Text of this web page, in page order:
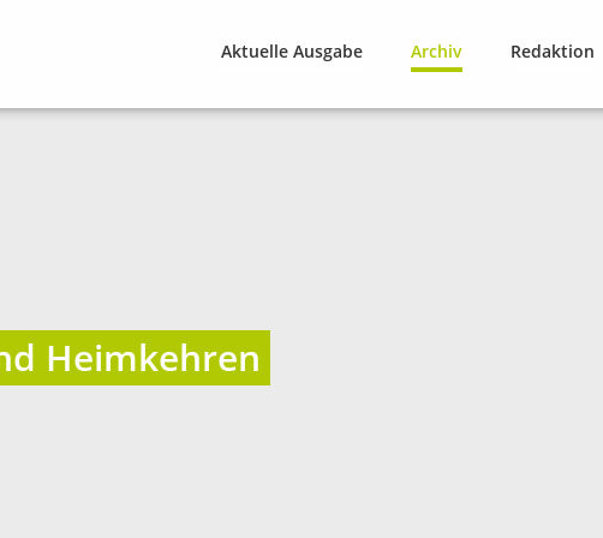
Aktuelle Ausgabe Archiv Redaktion
Heimkehren